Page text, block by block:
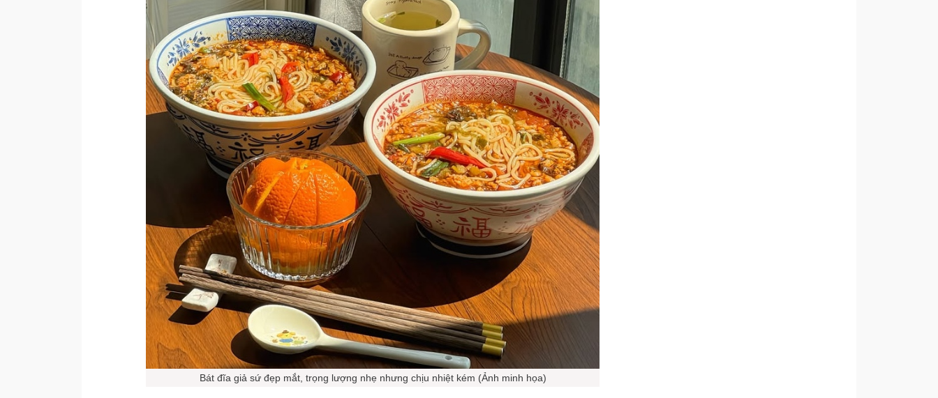
Bát đĩa giả sứ đẹp mắt, trọng lượng nhẹ nhưng chịu nhiệt kém (Ảnh minh họa)